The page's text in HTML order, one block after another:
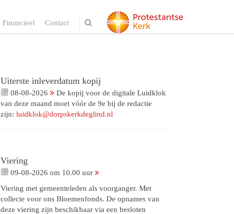
Financieel Contact
Uiterste inleverdatum kopij
08-08-2026
De kopij voor de digitale Luidklok
van deze maand moet vóór de 9e bij de redactie
zijn:luidklok@dorpskerkdeglind.nl
Viering
09-08-2026 om 10.00 uur
Viering met gemeenteleden als voorganger. Met
collecte voor ons Bloemenfonds. De opnames van
deze viering zijn beschikbaar via een besloten